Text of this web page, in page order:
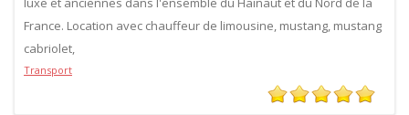
France. Location avec chauffeur de limousine, mustang, mustang
cabriolet,
Transport